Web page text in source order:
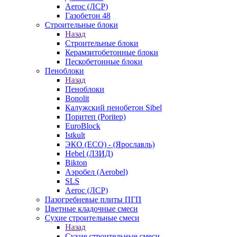
Aeroc (ЛСР)
Газобетон 48
Строительные блоки
Назад
Строительные блоки
Керамзитобетонные блоки
Пескобетонные блоки
Пеноблоки
Назад
Пеноблоки
Bonolit
Калужский пенобетон Sibel
Поритеп (Poritep)
EuroBlock
Istkult
ЭКО (ECO) - (Ярославль)
Hebel (ЛЗИД)
Bikton
Аэробел (Aerobel)
SLS
Aeroc (ЛСР)
Пазогребневые плиты ПГП
Цветные кладочные смеси
Сухие строительные смеси
Назад